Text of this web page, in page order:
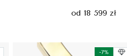
od 18 599 zł
-7%